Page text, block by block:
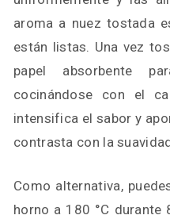
aroma a nuez tostada
están listas. Una vez
papel absorbente
cocinándose con el
intensifica el sabor y
contrasta con la
Como alternativa,
horno a 180 °C durante